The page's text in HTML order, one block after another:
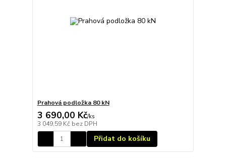
Prahová podložka 80 kN
3 690,00 Kč/ks
3 049,59 Kč bez DPH
Přidat do košíku